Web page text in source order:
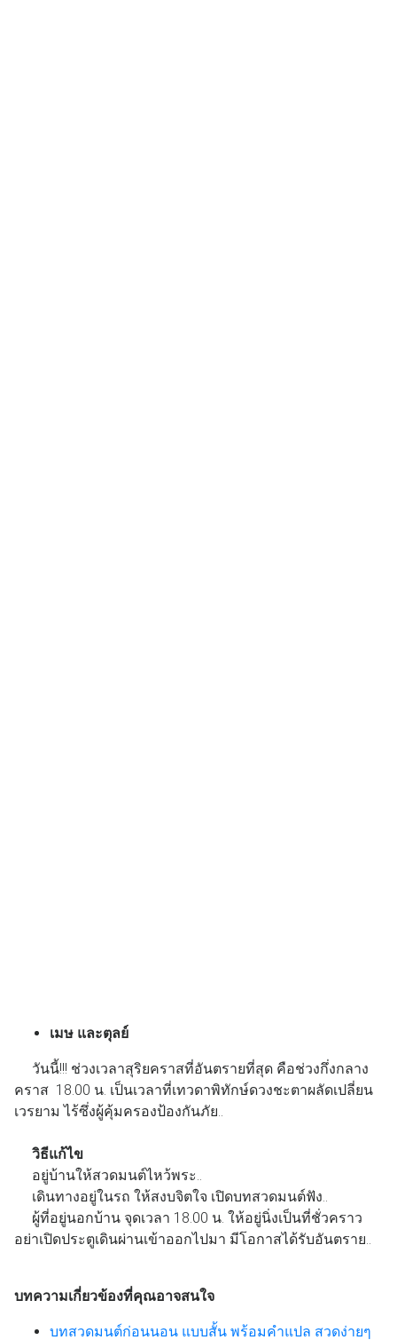
เมษ และตุลย์
วันนี้!!! ช่วงเวลาสุริยคราสที่อันตรายที่สุด คือช่วงกึ่งกลาง
คราส 18.00 น. เป็นเวลาที่เทวดาพิทักษ์ดวงชะตาผลัดเปลี่ยน
เวรยาม ไร้ซึ่งผู้คุ้มครองป้องกันภัย..
วิธีแก้ไข
อยู่บ้านให้สวดมนต์ไหว้พระ..
เดินทางอยู่ในรถ ให้สงบจิตใจ เปิดบทสวดมนต์ฟัง..
ผู้ที่อยู่นอกบ้าน จุดเวลา 18.00 น. ให้อยู่นิ่งเป็นที่ชั่วคราว
อย่าเปิดประตูเดินผ่านเข้าออกไปมา มีโอกาสได้รับอันตราย..
บทความเกี่ยวข้องที่คุณอาจสนใจ
บทสวดมนต์ก่อนนอน แบบสั้น พร้อมคำแปล สวดง่ายๆ